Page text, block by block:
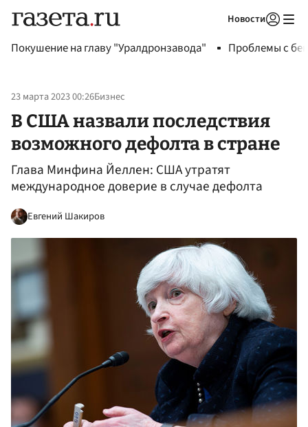
Новости
Покушение на главу "Уралдронзавода" Проблемы с
23 марта 2023 00:26Бизнес
В США назвали последствия
возможного дефолта в стране
Глава Минфина Йеллен: США утратят
международное доверие в случае дефолта
Евгений Шакиров